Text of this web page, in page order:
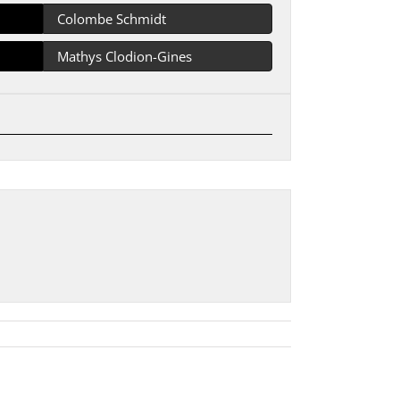
Colombe Schmidt
Mathys Clodion-Gines